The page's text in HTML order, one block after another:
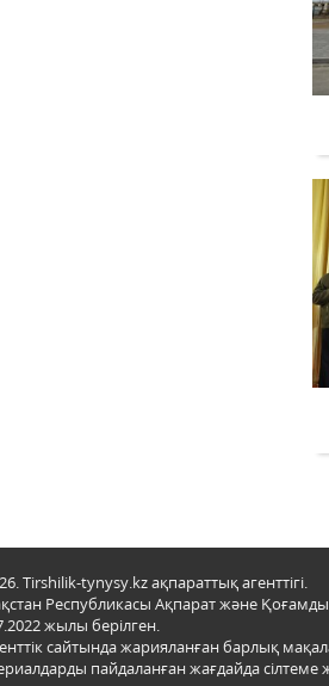
Tirshilik-tynysy.kz ақпараттық агенттігі.
Республикасы Ақпарат және
жылы берілген.
сайтында жарияланған барлық
пайдаланған жағдайда сілтеме